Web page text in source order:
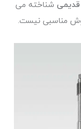
شناخته می
مناسبی نیست.